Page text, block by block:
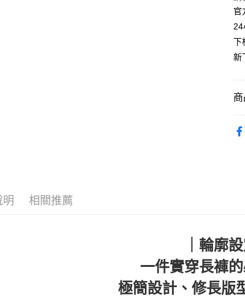
街
7-
每
官
24
下
新
明 相關推薦
｜輪廓設
一件實穿長褲的
極簡設計、修長版